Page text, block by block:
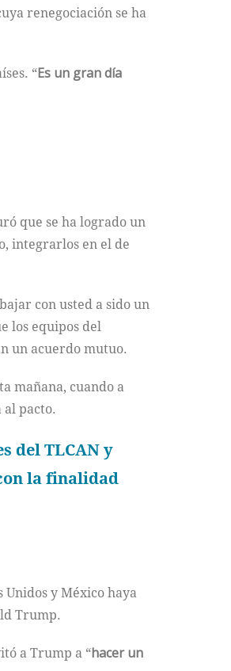
renegociación se ha
“Es un gran día
que se ha logrado un
integrarlos en el de
con usted a sido un
los equipos del
un acuerdo mutuo.
mañana, cuando a
pacto.
del TLCAN y
la finalidad
y México haya
Trump.
a Trump a “hacer un